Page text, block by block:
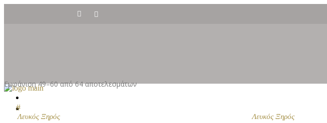
Εμφάνιση 49–60 από 64 αποτελεσμάτων
Λευκός Ξηρός Λευκός Ξηρός